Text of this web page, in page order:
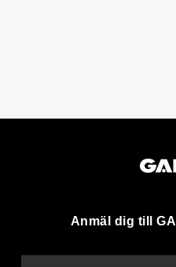
Anmäl dig till